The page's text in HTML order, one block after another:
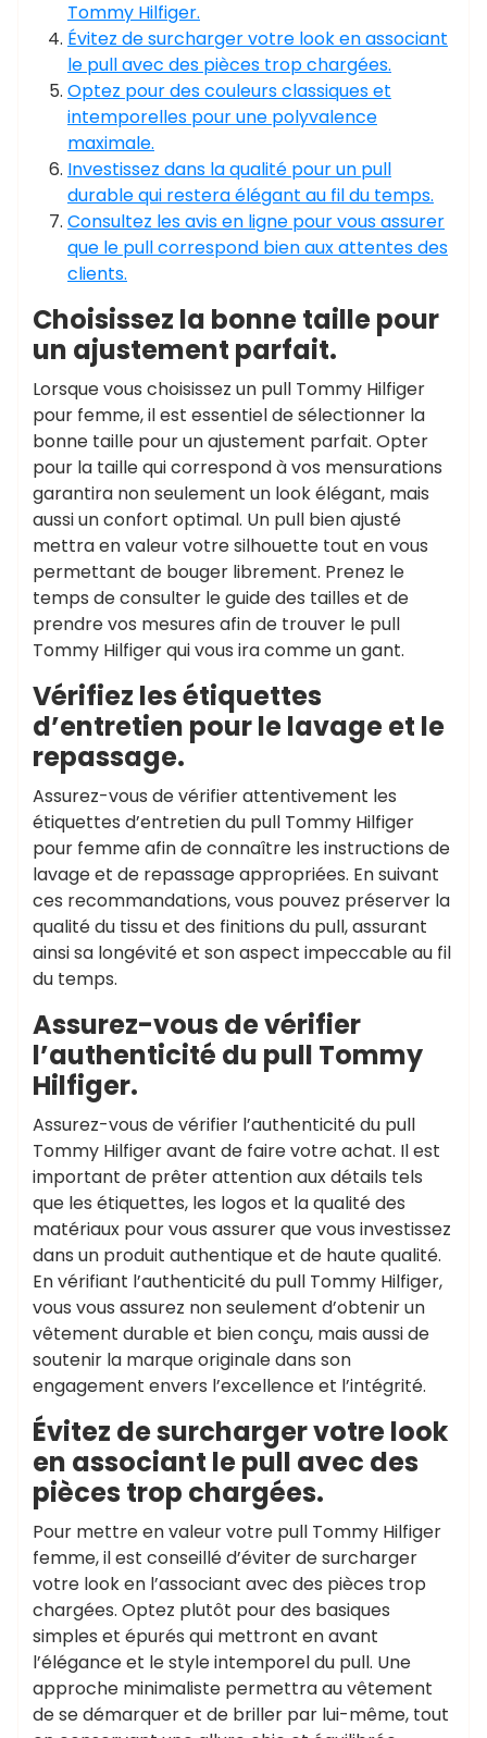
Tommy Hilfiger.
Évitez de surcharger votre look en associant
le pull avec des pièces trop chargées.
Optez pour des couleurs classiques et
intemporelles pour une polyvalence
maximale.
Investissez dans la qualité pour un pull
durable qui restera élégant au fil du temps.
Consultez les avis en ligne pour vous assurer
que le pull correspond bien aux attentes des
clients.
Choisissez la bonne taille pour
un ajustement parfait.
Lorsque vous choisissez un pull Tommy Hilfiger
pour femme, il est essentiel de sélectionner la
bonne taille pour un ajustement parfait. Opter
pour la taille qui correspond à vos mensurations
garantira non seulement un look élégant, mais
aussi un confort optimal. Un pull bien ajusté
mettra en valeur votre silhouette tout en vous
permettant de bouger librement. Prenez le
temps de consulter le guide des tailles et de
prendre vos mesures afin de trouver le pull
Tommy Hilfiger qui vous ira comme un gant.
Vérifiez les étiquettes
d’entretien pour le lavage et le
repassage.
Assurez-vous de vérifier attentivement les
étiquettes d’entretien du pull Tommy Hilfiger
pour femme afin de connaître les instructions de
lavage et de repassage appropriées. En suivant
ces recommandations, vous pouvez préserver la
qualité du tissu et des finitions du pull, assurant
ainsi sa longévité et son aspect impeccable au fil
du temps.
Assurez-vous de vérifier
l’authenticité du pull Tommy
Hilfiger.
Assurez-vous de vérifier l’authenticité du pull
Tommy Hilfiger avant de faire votre achat. Il est
important de prêter attention aux détails tels
que les étiquettes, les logos et la qualité des
matériaux pour vous assurer que vous investissez
dans un produit authentique et de haute qualité.
En vérifiant l’authenticité du pull Tommy Hilfiger,
vous vous assurez non seulement d’obtenir un
vêtement durable et bien conçu, mais aussi de
soutenir la marque originale dans son
engagement envers l’excellence et l’intégrité.
Évitez de surcharger votre look
en associant le pull avec des
pièces trop chargées.
Pour mettre en valeur votre pull Tommy Hilfiger
femme, il est conseillé d’éviter de surcharger
votre look en l’associant avec des pièces trop
chargées. Optez plutôt pour des basiques
simples et épurés qui mettront en avant
l’élégance et le style intemporel du pull. Une
approche minimaliste permettra au vêtement
de se démarquer et de briller par lui-même, tout